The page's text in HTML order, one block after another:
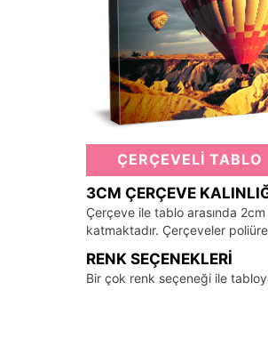
ÇERÇEVELİ TABLO
3CM ÇERÇEVE
Çerçeve ile tablo arasında
katmaktadır. Çerçeveler
RENK SEÇENEKLERI
Bir çok renk seçeneği ile